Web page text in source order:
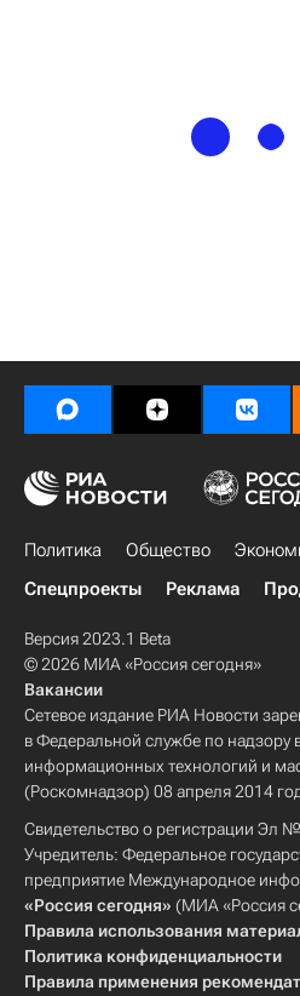
Политика Общество
Спецпроекты
Реклама
Версия 2023.1 Beta
© 2026 МИА «Россия сегодня»
Вакансии
Сетевое издание РИА Новости
в Федеральной службе по надзору
информационных технологий и
(Роскомнадзор) 08 апреля 2014
Свидетельство о регистрации Эл
Учредитель: Федеральное
предприятие Международное
«Россия сегодня» (МИА «Россия
Правила использования
Политика конфиденциальности
Правила применения